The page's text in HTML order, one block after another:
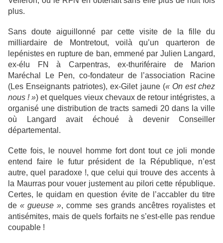
plus.
Sans doute aiguillonné par cette visite de la fille du
milliardaire de Montretout, voilà qu’un quarteron de
lepénistes en rupture de ban, emmené par Julien Langard,
ex-élu FN à Carpentras, ex-thuriféraire de Marion
Maréchal Le Pen, co-fondateur de l’association Racine
(Les Enseignants patriotes), ex-Gilet jaune (« On est chez
nous ! ») et quelques vieux chevaux de retour intégristes, a
organisé une distribution de tracts samedi 20 dans la ville
où Langard avait échoué à devenir Conseiller
départemental.
Cette fois, le nouvel homme fort dont tout ce joli monde
entend faire le futur président de la République, n’est
autre, quel paradoxe !, que celui qui trouve des accents à
la Maurras pour vouer justement au pilori cette république.
Certes, le quidam en question évite de l’accabler du titre
de« gueuse », comme ses grands ancêtres royalistes et
antisémites, mais de quels forfaits ne s’est-elle pas rendue
coupable !